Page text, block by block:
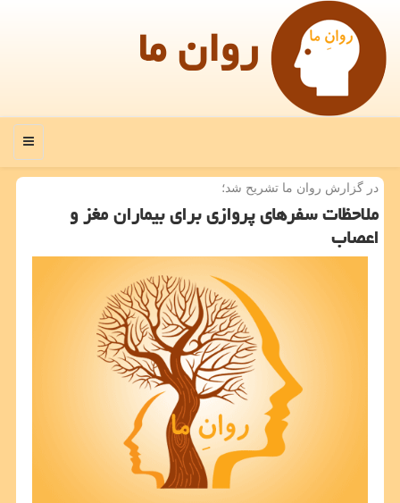
روان ما
منو
در گزارش روان ما تشریح شد؛
ملاحظات سفرهای پروازی برای بیماران مغز و
اعصاب